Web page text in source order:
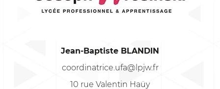
Jean-Baptiste BLANDIN
coordinatrice.ufa@lpjw.fr
10 rue Valentin Haüy